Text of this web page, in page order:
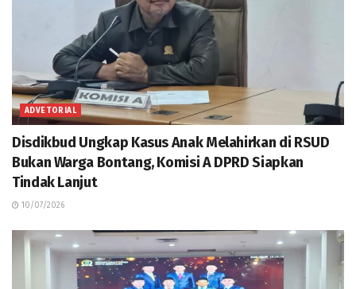
ADVETORIAL
Disdikbud Ungkap Kasus Anak Melahirkan di RSUD
Bukan Warga Bontang, Komisi A DPRD Siapkan
Tindak Lanjut
10/07/2026